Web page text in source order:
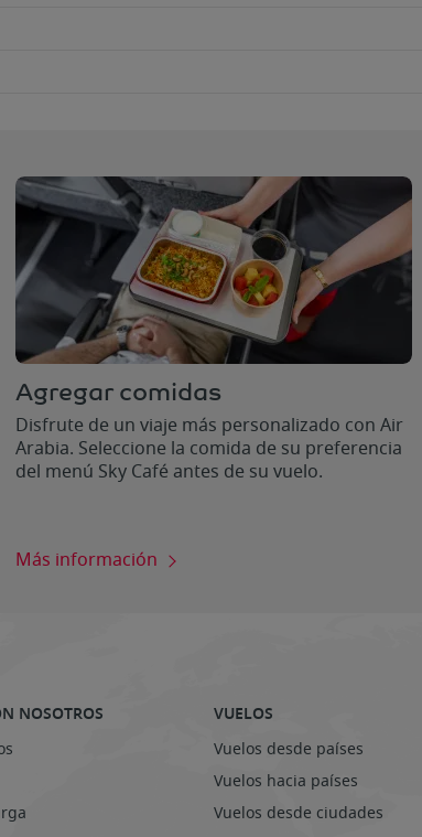
Agregar comidas
Disfrute de un viaje más personalizado con Air
Arabia. Seleccione la comida de su preferencia
del menú Sky Café antes de su vuelo.
Más información
NOSOTROS
VUELOS
Vuelos desde países
Vuelos hacia países
Vuelos desde ciudades